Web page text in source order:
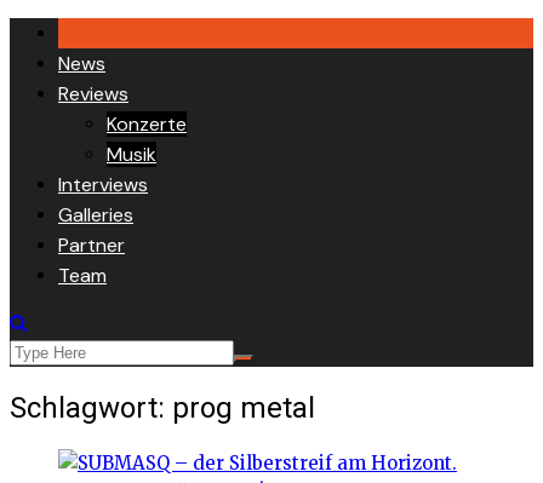
Skip
content
News
Reviews
Konzerte
Musik
Interviews
Galleries
Partner
Team
Schlagwort: prog metal